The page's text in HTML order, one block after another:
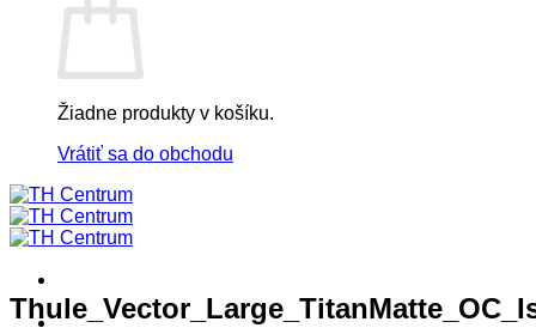
Žiadne produkty v košíku.
Vrátiť sa do obchodu
! ! ! S Ú Ť A Ž ! ! !